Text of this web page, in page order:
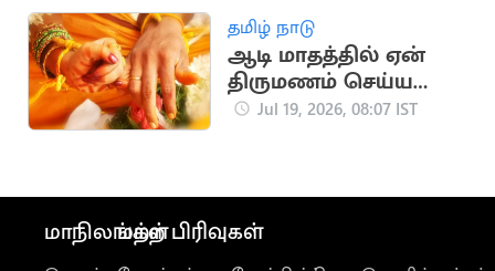
உறுதி!
தமிழ் நாடு
ஆடி மாதத்தில் ஏன்
திருமணம் செய்ய
கூடாது?
Jul 19, 2026, 08:07 IST
மாநிலங்கள்மற்ற பிரிவுகள்